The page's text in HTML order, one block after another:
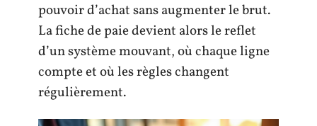
pouvoir d’achat sans augmenter le brut.
La fiche de paie devient alors le reflet
d’un système mouvant, où chaque ligne
compte et où les règles changent
régulièrement.